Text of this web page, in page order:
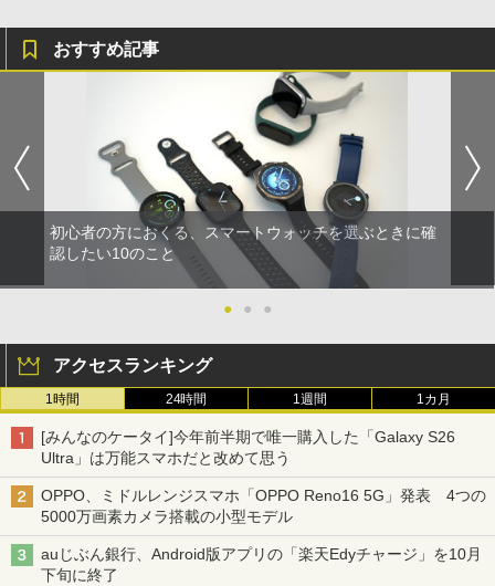
おすすめ記事
初心者の方におくる、スマートウォッチを選ぶときに確
認したい10のこと
● ● ●
アクセスランキング
1時間 24時間 1週間 1カ月
[みんなのケータイ]今年前半期で唯一購入した「Galaxy S26
Ultra」は万能スマホだと改めて思う
OPPO、ミドルレンジスマホ「OPPO Reno16 5G」発表 4つの
5000万画素カメラ搭載の小型モデル
auじぶん銀行、Android版アプリの「楽天Edyチャージ」を10月
下旬に終了